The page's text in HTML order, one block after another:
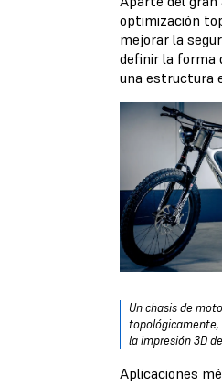
optimización
mejorar la
definir la forma
una estructura
Un chasis de
topológicamente,
la impresión 3D
Aplicaciones